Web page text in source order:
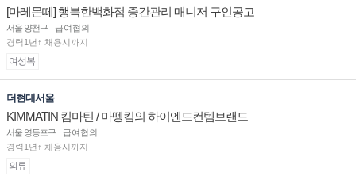
[마레몬떼] 행복한백화점 중간관리 매니저 구인공고
서울 양천구
급여협의
경력1년↑ 채용시까지
여성복
더현대서울
KIMMATIN 킴마틴 / 마뗑킴의 하이엔드컨템브랜드
서울 영등포구
급여협의
경력1년↑ 채용시까지
의류